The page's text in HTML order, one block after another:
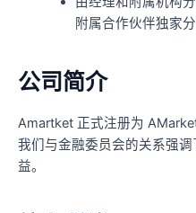
附属合作伙伴独家分
公司简介
Amartket 正式注册为
我们与金融委员会的关系强
益。